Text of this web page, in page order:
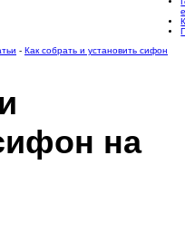
- Как собрать и установить сифон
на